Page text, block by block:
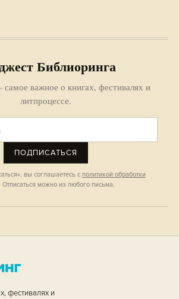
Библиоринга
важное о книгах, фестивалях и
литпроцессе.
ПОДПИСАТЬСЯ
вы соглашаетесь с политикой обработки
Отписаться можно из любого письма.
фестивалях и